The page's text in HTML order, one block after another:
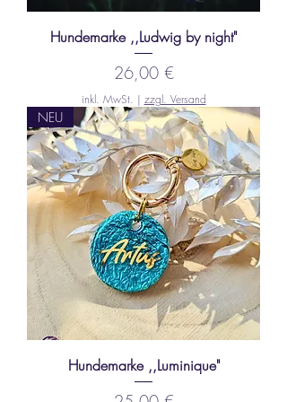
Hundemarke ,,Ludwig by night"
Preis
26,00 €
inkl. MwSt. | zzgl. Versand
NEU
Hundemarke ,,Luminique"